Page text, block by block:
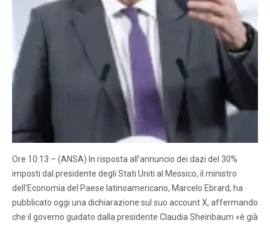
Ore 10:13 – (ANSA) In risposta all’annuncio dei dazi del 30%
imposti dal presidente degli Stati Uniti al Messico, il ministro
dell’Economia del Paese latinoamericano, Marcelo Ebrard, ha
pubblicato oggi una dichiarazione sul suo account X, affermando
che il governo guidato dalla presidente Claudia Sheinbaum «è già